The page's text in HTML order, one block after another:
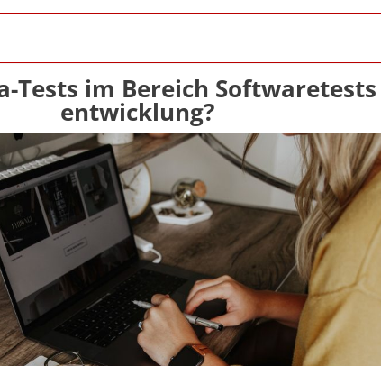
Tests im Bereich
entwicklung?